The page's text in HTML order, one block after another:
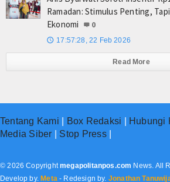
Ramadan: Stimulus Penting,
Ekonomi
0
🕔 17:57:28, 22 Feb 2026
Read More
Tentang Kami Box Redaksi Hubungi
Media Siber
Stop Press|
© 2026 Copyrightmegapolitanpos.com News. All
Develop by. Meta- Redesign by. Jonathan